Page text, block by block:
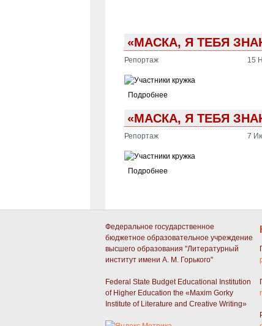
«МАСКА, Я ТЕБЯ
Репортаж 15
Подробнее
«МАСКА, Я ТЕБЯ
Репортаж 7
Подробнее
Федеральное государственное
бюджетное образовательное учреждение
высшего образования "Литературный
институт имени А. М. Горького"
Federal State Budget Educational Institution
of Higher Education the «Maxim Gorky
Institute of Literature and Creative Writing»